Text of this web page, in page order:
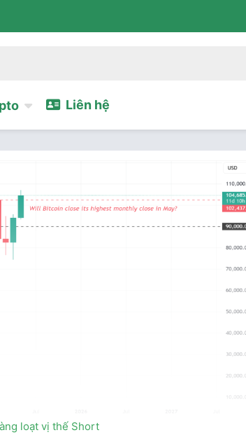
Liên hệ
loạt vị thế Short